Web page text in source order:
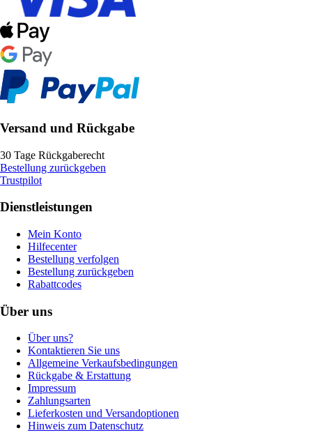
Versand und Rückgabe
30 Tage Rückgaberecht
Bestellung zurückgeben
Trustpilot
Dienstleistungen
Mein Konto
Hilfecenter
Bestellung verfolgen
Bestellung zurückgeben
Rabattcodes
Über uns
Über uns?
Kontaktieren Sie uns
Allgemeine Verkaufsbedingungen
Rückgabe & Erstattung
Impressum
Zahlungsarten
Lieferkosten und Versandoptionen
Hinweis zum Datenschutz